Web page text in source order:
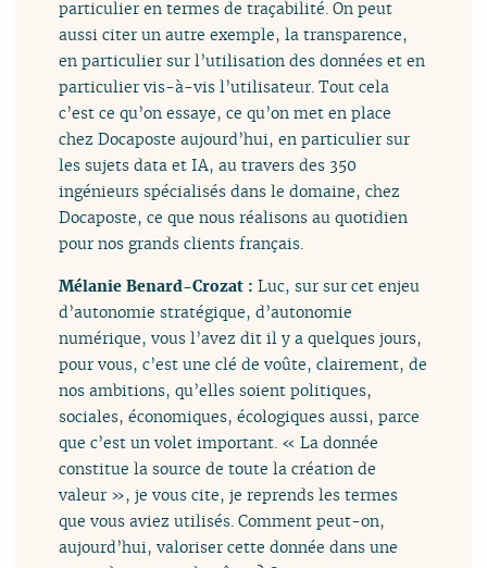
particulier en termes de traçabilité. On peut
aussi citer un autre exemple, la transparence,
en particulier sur l’utilisation des données et en
particulier vis-à-vis l’utilisateur. Tout cela
c’est ce qu’on essaye, ce qu’on met en place
chez Docaposte aujourd’hui, en particulier sur
les sujets data et IA, au travers des 350
ingénieurs spécialisés dans le domaine, chez
Docaposte, ce que nous réalisons au quotidien
pour nos grands clients français.
Mélanie Benard-Crozat :Luc, sur sur cet enjeu
d’autonomie stratégique, d’autonomie
numérique, vous l’avez dit il y a quelques jours,
pour vous, c’est une clé de voûte, clairement, de
nos ambitions, qu’elles soient politiques,
sociales, économiques, écologiques aussi, parce
que c’est un volet important. « La donnée
constitue la source de toute la création de
valeur », je vous cite, je reprends les termes
que vous aviez utilisés. Comment peut-on,
aujourd’hui, valoriser cette donnée dans une